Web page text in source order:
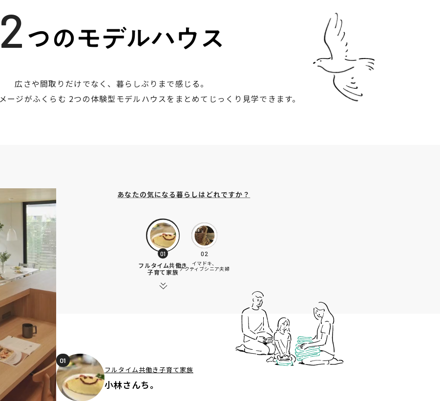
2 つのモデルハウス
広さや間取りだけでなく、暮らしぶりまで感じる。
ージがふくらむ 2つの体験型モデルハウスを まとめてじっくり見学できます。
あなたの気になる暮らしはどれですか？
01
フルタイム共働き
子育て家族
02
イマドキ、
アクティブシニア夫婦
01
フルタイム共働き子育て家族
小林さんち。
02